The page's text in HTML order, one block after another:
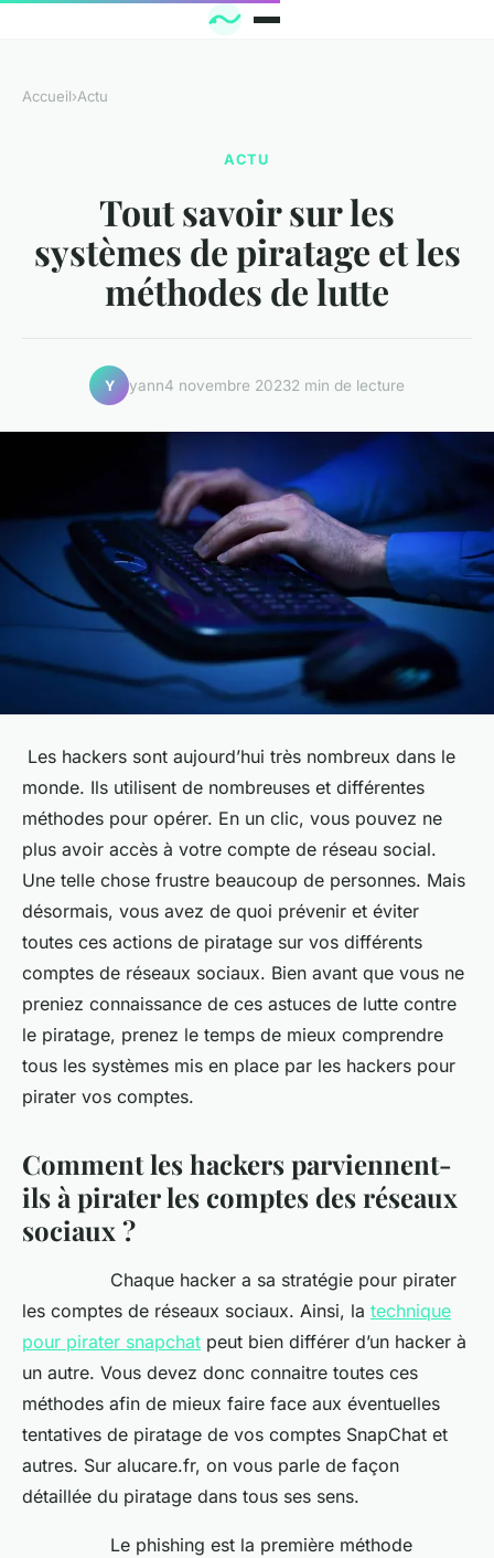
Accueil›Actu
ACTU
Tout savoir sur les
systèmes de piratage et les
méthodes de lutte
Y yann4 novembre 20232 min de lecture
Les hackers sont aujourd’hui très nombreux dans le
monde. Ils utilisent de nombreuses et différentes
méthodes pour opérer. En un clic, vous pouvez ne
plus avoir accès à votre compte de réseau social.
Une telle chose frustre beaucoup de personnes. Mais
désormais, vous avez de quoi prévenir et éviter
toutes ces actions de piratage sur vos différents
comptes de réseaux sociaux. Bien avant que vous ne
preniez connaissance de ces astuces de lutte contre
le piratage, prenez le temps de mieux comprendre
tous les systèmes mis en place par les hackers pour
pirater vos comptes.
Comment les hackers parviennent-
ils à pirater les comptes des réseaux
sociaux ?
Chaque hacker a sa stratégie pour pirater
les comptes de réseaux sociaux. Ainsi, la technique
pour pirater snapchat peut bien différer d’un hacker à
un autre. Vous devez donc connaitre toutes ces
méthodes afin de mieux faire face aux éventuelles
tentatives de piratage de vos comptes SnapChat et
autres. Sur alucare.fr, on vous parle de façon
détaillée du piratage dans tous ses sens.
Le phishing est la première méthode